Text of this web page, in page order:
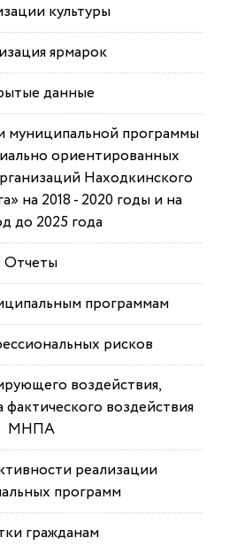
культуры
ярмарок
данные
муниципальной программы
ориентированных
Находкинского
на 2018 - 2020 годы и на
до 2025 года
Отчеты
программам
рисков
воздействия,
фактического воздействия
МНПА
реализации
программ
гражданам